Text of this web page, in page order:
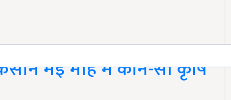
मई माह में कौन-सा कृषि